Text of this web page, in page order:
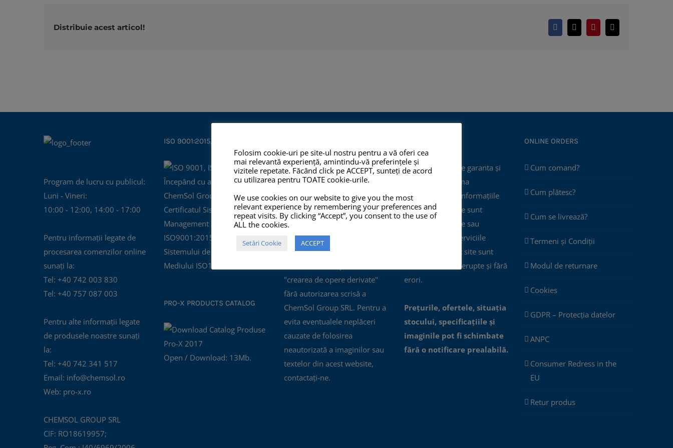
Distribuie acest articol! Facebook
X Pinterest
E-
mail:
Program de lucru cu publicul:
Luni - Vineri:
10:00 - 12:00, 14:00 - 17:00
Pentru informații legate de
procesarea comenzilor online
sunați la:
Tel: +40 742 003 830
Tel: +40 757 087 003
Pentru alte informații legate
de produsele noastre sunați
la:
Tel: +40 742 341 517
Email: info@chemsol.ro
Web: pro-x.ro
CHEMSOL GROUP SRL
CIF: RO18619957;
ISO 9001:2015, ISO 14001:2015
Începând cu anul 2012,
ChemSol Group deține
Certificatul Sistemului de
Management al Calității
ISO9001:2015 și Certificatul
Sistemului de Management al
Mediului ISO14001:2015.
PRO-X PRODUCTS CATALOG
Open / Download: 13Mb.
TOATE imaginile și textele din
acest site sunt proprietate
privată și NU este permisă
copierea, multiplicarea sau
folosirea în scopuri
comerciale, NU este permisă
modificarea, distorsionarea
"crearea de opere derivate"
fără autorizarea scrisă a
ChemSol Group SRL. Pentru a
evita eventualele neplăceri
cauzate de folosirea
neautorizată a imaginilor sau
textelor din acest website,
contactați-ne.
Pro-X.ro nu poate garanta și
nu își poate asuma
răspunderea că informațiile
prezentate pe site sunt
corecte, complete sau
actualizate, iar serviciile
oferite prin acest site sunt
accesibile, neîntrerupte și fără
erori.
Prețurile, ofertele, situația
stocului, specificațiile și
imaginile pot fi schimbate
fără o notificare prealabilă.
ONLINE ORDERS
Cum comand?
Cum plătesc?
Cum se livrează?
Termeni și Condiții
Modul de returnare
Cookies
GDPR – Protecția datelor
ANPC
Consumer Redress in the
EU
Retur produs
Folosim cookie-uri pe site-ul nostru pentru a vă oferi cea
mai relevantă experiență, amintindu-vă preferințele și
vizitele repetate. Făcând click pe ACCEPT, sunteți de acord
cu utilizarea pentru TOATE cookie-urile.
We use cookies on our website to give you the most
relevant experience by remembering your preferences and
repeat visits. By clicking “Accept”, you consent to the use of
ALL the cookies.
Setări Cookie ACCEPT